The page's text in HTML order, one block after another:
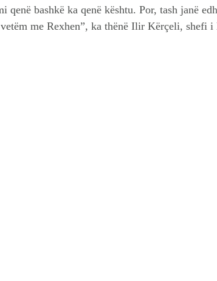
bashkë ka qenë kështu. Por, tash janë
me Rexhen”, ka thënë Ilir Kërçeli, shefi